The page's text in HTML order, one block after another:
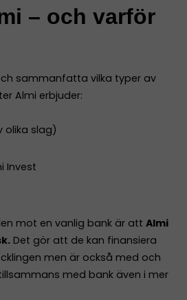
– och varför
sammanfatta vilka typer av
Almi erbjuder:
olika slag)
Invest
mot en vanlig bank är att Almi
Det gör att de kan finansiera
men är också med och
med bank även i mer